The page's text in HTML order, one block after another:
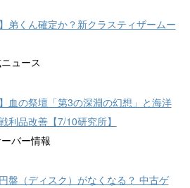
弟くん確定か？新クラスティザームー
ュース
血の祭壇「第3の深淵の幻想」と海洋
利品改善【7/10研究所】
バー情報
盤（ディスク）がなくなる？ 中古ゲ